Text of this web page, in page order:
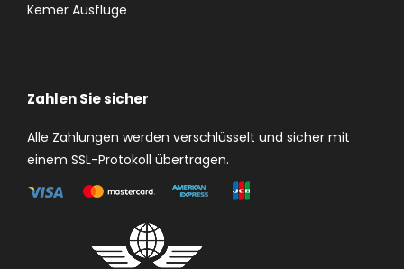
Kemer Ausflüge
Zahlen Sie sicher
Alle Zahlungen werden verschlüsselt und sicher mit
einem SSL-Protokoll übertragen.